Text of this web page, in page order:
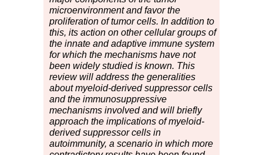
microenvironment and favor the
proliferation of tumor cells. In addition to
this, its action on other cellular groups of
the innate and adaptive immune system
for which the mechanisms have not
been widely studied is known. This
review will address the generalities
about myeloid-derived suppressor cells
and the immunosuppressive
mechanisms involved and will briefly
approach the implications of myeloid-
derived suppressor cells in
autoimmunity, a scenario in which more